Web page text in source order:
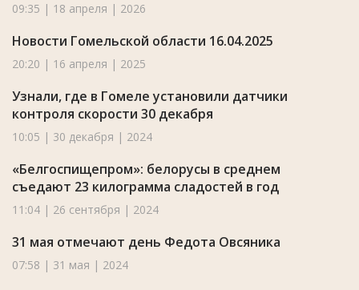
09:35 | 18 апреля | 2026
Новости Гомельской области 16.04.2025
20:20 | 16 апреля | 2025
Узнали, где в Гомеле установили датчики
контроля скорости 30 декабря
10:05 | 30 декабря | 2024
«Белгоспищепром»: белорусы в среднем
съедают 23 килограмма сладостей в год
11:04 | 26 сентября | 2024
31 мая отмечают день Федота Овсяника
07:58 | 31 мая | 2024